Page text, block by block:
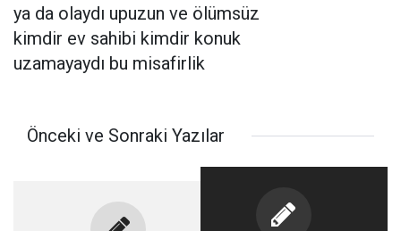
ya da olaydı upuzun ve ölümsüz
kimdir ev sahibi kimdir konuk
uzamayaydı bu misafirlik
Önceki ve Sonraki Yazılar